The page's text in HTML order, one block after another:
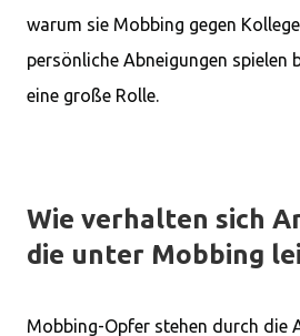
warum sie Mobbing gegen
persönliche Abneigungen spielen
eine große Rolle.
Wie verhalten sich
die unter Mobbing
Mobbing-Opfer stehen durch die